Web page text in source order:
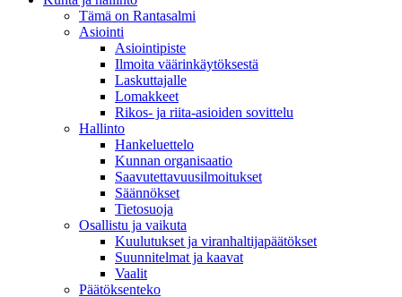
Tämä on Rantasalmi
Asiointi
Asiointipiste
Ilmoita väärinkäytöksestä
Laskuttajalle
Lomakkeet
Rikos- ja riita-asioiden sovittelu
Hallinto
Hankeluettelo
Kunnan organisaatio
Saavutettavuusilmoitukset
Säännökset
Tietosuoja
Osallistu ja vaikuta
Kuulutukset ja viranhaltijapäätökset
Suunnitelmat ja kaavat
Vaalit
Päätöksenteko